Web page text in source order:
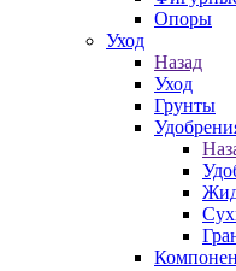
Опоры
Уход
Назад
Уход
Грунты